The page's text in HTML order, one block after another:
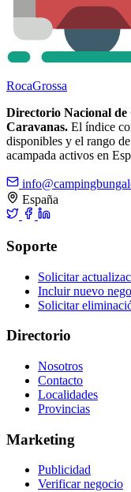
RocaGrossa
Directorio Nacional de
Caravanas. El índice
disponibles y el rango
acampada activos en
España
Soporte
Solicitar
Incluir nuevo
Solicitar
Directorio
Nosotros
Contacto
Localidades
Provincias
Marketing
Publicidad
Verificar negocio